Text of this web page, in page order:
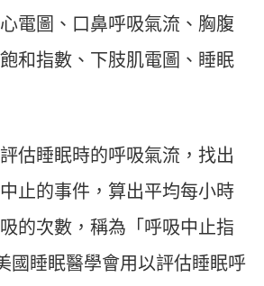
電圖、口鼻呼吸氣流、胸腹
和指數、下肢肌電圖、睡眠
估睡眠時的呼吸氣流，找出
止的事件，算出平均每小時
的次數，稱為「呼吸中止指
國睡眠醫學會用以評估睡眠呼